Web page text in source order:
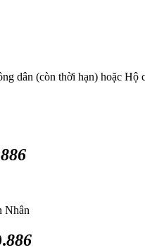
dân (còn thời hạn) hoặc Hộ
886
Nhân
886